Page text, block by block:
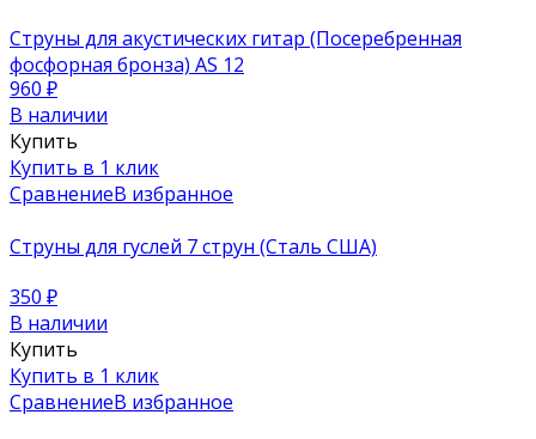
Струны для акустических гитар (Посеребренная
фосфорная бронза) AS 12
960 ₽
В наличии
Купить
Купить в 1 клик
СравнениеВ избранное
Струны для гуслей 7 струн (Сталь США)
350 ₽
В наличии
Купить
Купить в 1 клик
СравнениеВ избранное